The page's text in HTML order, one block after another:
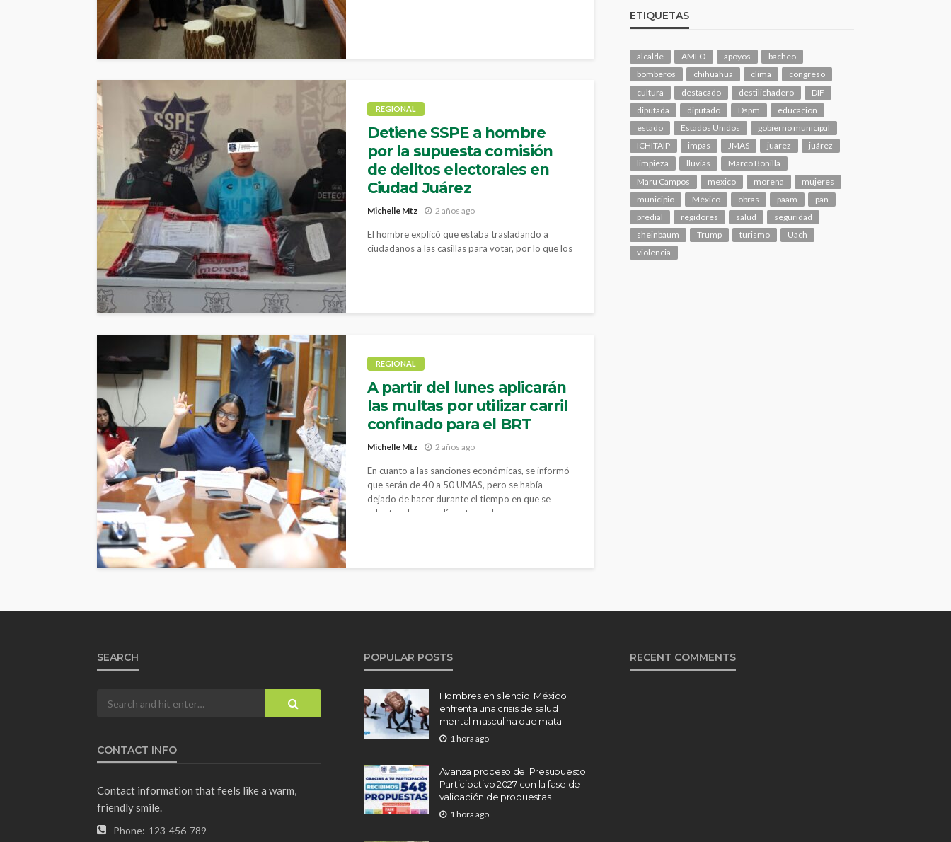
REGIONAL
Detiene SSPE a hombre
por la supuesta comisión
de delitos electorales en
Ciudad Juárez
Michelle Mtz 2 años ago
El hombre explicó que estaba trasladando a
ciudadanos a las casillas para votar, por lo que los
REGIONAL
A partir del lunes aplicarán
las multas por utilizar carril
confinado para el BRT
Michelle Mtz 2 años ago
En cuanto a las sanciones económicas, se informó
que serán de 40 a 50 UMAS, pero se había
dejado de hacer durante el tiempo en que se
adaptara la nueva línea troncal
ETIQUETAS
alcalde AMLO apoyos
bacheo
bomberos
chihuahua clima
congreso
cultura
destacado destilichadero
DIF
diputada
diputado Dspm
educacion
estado
Estados Unidos
gobierno municipal
ICHITAIP
impas JMAS juarez
juárez
limpieza
lluvias
Marco Bonilla
Maru Campos
mexico morena
mujeres
municipio
México obras paam
pan
predial
regidores salud
seguridad
sheinbaum
Trump turismo
Uach
violencia
SEARCH
CONTACT INFO
Contact information that feels like a warm,
friendly smile.
Phone: 123-456-789
POPULAR POSTS
Hombres en silencio: México
enfrenta una crisis de salud
mental masculina que mata.
1 hora ago
Avanza proceso del Presupuesto
Participativo 2027 con la fase de
validación de propuestas.
1 hora ago
RECENT COMMENTS